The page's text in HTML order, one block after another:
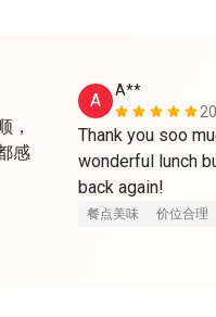
，
感
A
A**
Thank you soo
wonderful lunch
back again!
餐点美味 价位合理